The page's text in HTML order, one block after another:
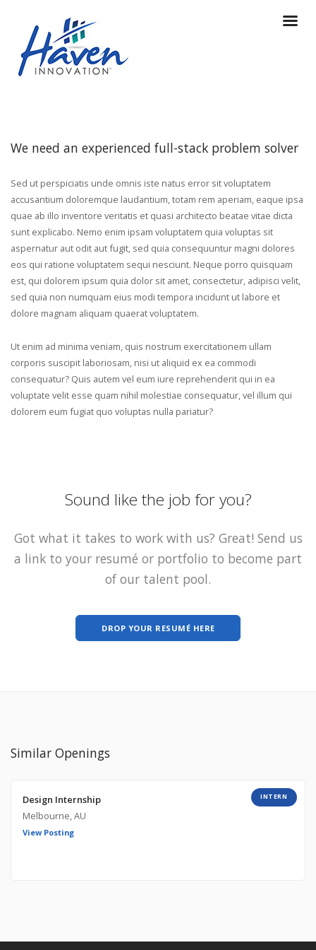
We need an experienced full-stack problem solver
Sed ut perspiciatis unde omnis iste natus error sit voluptatem
accusantium doloremque laudantium, totam rem aperiam, eaque ipsa
quae ab illo inventore veritatis et quasi architecto beatae vitae dicta
sunt explicabo. Nemo enim ipsam voluptatem quia voluptas sit
aspernatur aut odit aut fugit, sed quia consequuntur magni dolores
eos qui ratione voluptatem sequi nesciunt. Neque porro quisquam
est, qui dolorem ipsum quia dolor sit amet, consectetur, adipisci velit,
sed quia non numquam eius modi tempora incidunt ut labore et
dolore magnam aliquam quaerat voluptatem.
Ut enim ad minima veniam, quis nostrum exercitationem ullam
corporis suscipit laboriosam, nisi ut aliquid ex ea commodi
consequatur? Quis autem vel eum iure reprehenderit qui in ea
voluptate velit esse quam nihil molestiae consequatur, vel illum qui
dolorem eum fugiat quo voluptas nulla pariatur?
Sound like the job for you?
Got what it takes to work with us? Great! Send us
a link to your resumé or portfolio to become part
of our talent pool.
DROP YOUR RESUMÉ HERE
Similar Openings
INTERN
Design Internship
Melbourne, AU
View Posting